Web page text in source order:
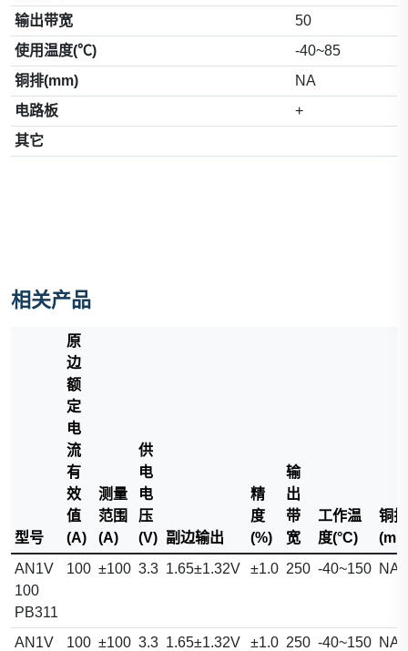
输出带宽
50
使用温度(℃)
-40~85
铜排(mm)
NA
电路板
+
其它
相关产品
型号
原
边
额
定
电
流
有
效
值
(A)
测量
范围
(A)
供
电
电
压
(V) 副边输出
精
度
(%)
输
出
带
宽
工作温
度(°C)
铜排
AN1V
100
PB311
100 ±100 3.3 1.65±1.32V ±1.0 250 -40~150 NA
AN1V 100 ±100 3.3 1.65±1.32V ±1.0 250 -40~150 NA